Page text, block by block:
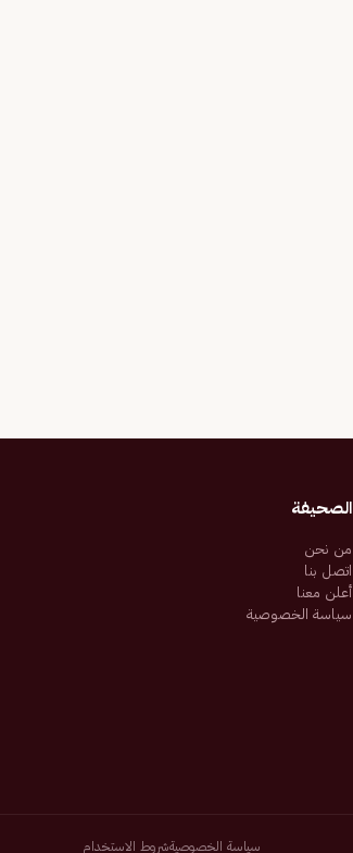
الصحيفة
من نحن
اتصل بنا
أعلن معنا
سياسة الخصوصية
سياسة الخصوصيةشروط الاستخدام